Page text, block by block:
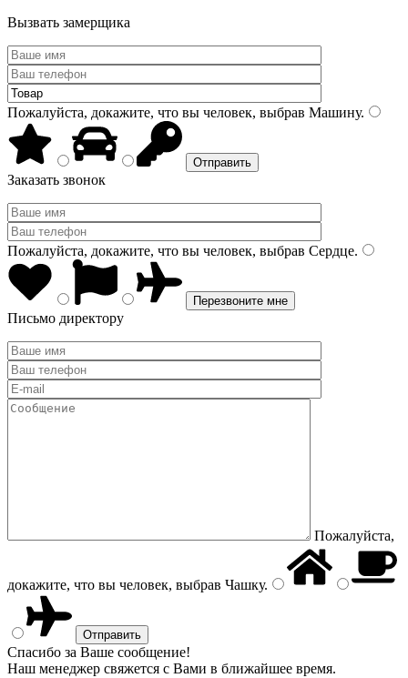
Вызвать замерщика
Пожалуйста, докажите, что вы человек, выбрав Машину.
Заказать звонок
Пожалуйста, докажите, что вы человек, выбрав Сердце.
Письмо директору
Пожалуйста,
докажите, что вы человек, выбрав Чашку.
Спасибо за Ваше сообщение!
Наш менеджер свяжется с Вами в ближайшее время.